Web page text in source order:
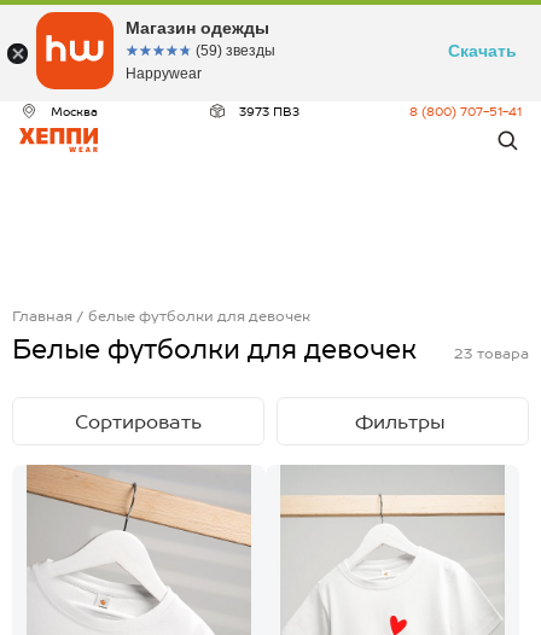
Москва 3973 ПВЗ 8 (800) 707-51-41
Главная белые футболки для девочек
Белые футболки для девочек 23 товара
Магазин одежды
☆☆☆☆☆
★★★★★ (59) звезды
Happywear
Скачать